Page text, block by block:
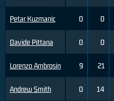
Petar Kuzmanic
Davide Pittana
Lorenzo Ambrosin
Andrew Smith
0 0
0 0
9 21
0 14